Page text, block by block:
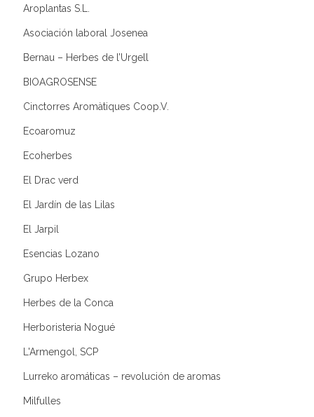
Aroplantas S.L.
Asociación laboral Josenea
Bernau – Herbes de l’Urgell
BIOAGROSENSE
Cinctorres Aromàtiques Coop.V.
Ecoaromuz
Ecoherbes
El Drac verd
El Jardín de las Lilas
El Jarpil
Esencias Lozano
Grupo Herbex
Herbes de la Conca
Herboristeria Nogué
L'Armengol, SCP
Lurreko aromáticas – revolución de aromas
Milfulles